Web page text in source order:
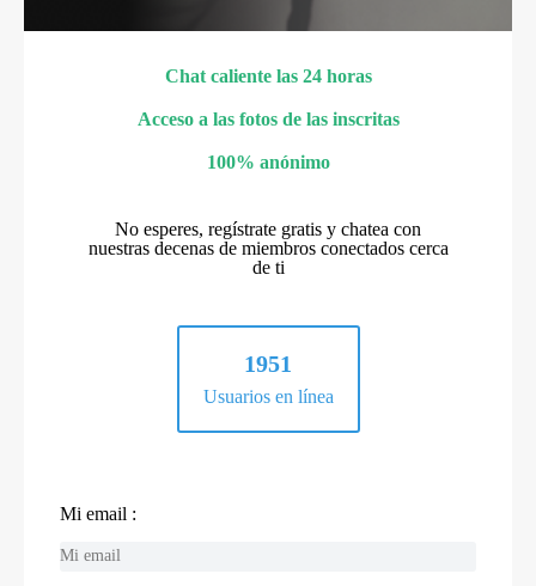
Chat caliente las 24 horas
Acceso a las fotos de las inscritas
100% anónimo
No esperes, regístrate gratis y chatea con
nuestras decenas de miembros conectados cerca
de ti
1951
Usuarios en línea
Mi email :